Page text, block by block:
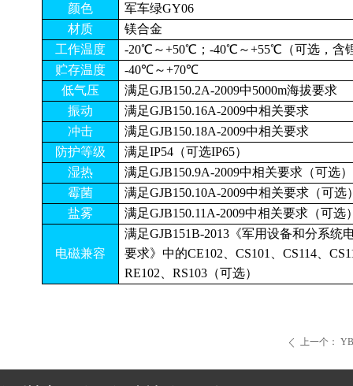
ꄴ 上一个：
颜色
军车绿GY06
材质
镁合金
工作温度
-20℃～+50℃；-40℃～+55℃（可选，含
贮存温度
-40℃～+70℃
低气压
满足GJB150.2A-2009中5000m海拔要求
振动
满足GJB150.16A-2009中相关要求
冲击
满足GJB150.18A-2009中相关要求
防护等级
满足IP54（可选IP65）
湿热
满足GJB150.9A-2009中相关要求（可选）
霉菌
满足GJB150.10A-2009中相关要求（可选
盐雾
满足GJB150.11A-2009中相关要求（可选
电磁兼容
满足GJB151B-2013《军用设备和分系统
要求》中的CE102、CS101、CS114、
RE102、RS103（可选）